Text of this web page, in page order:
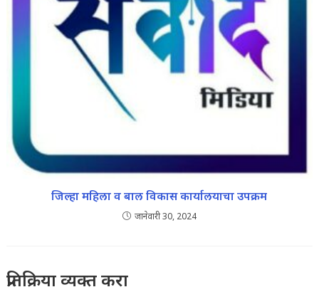
जिल्हा महिला व बाल विकास कार्यालयाचा उपक्रम
जानेवारी 30, 2024
प्रतिक्रिया व्यक्त करा